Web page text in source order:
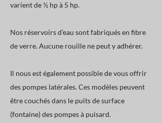
varient de ½ hp à 5 hp.
Nos réservoirs d’eau sont fabriqués en fibre
de verre. Aucune rouille ne peut y adhérer.
Il nous est également possible de vous offrir
des pompes latérales. Ces modèles peuvent
être couchés dans le puits de surface
(fontaine) des pompes à puisard.